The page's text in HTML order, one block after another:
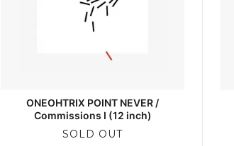
ONEOHTRIX POINT NEVER /
Commissions I (12 inch)
SOLD OUT